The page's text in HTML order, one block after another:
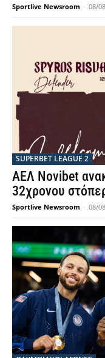
Sportlive Newsroom - 08/
SUPERBET LEAGUE 2
ΑΕΛ Novibet
32χρονου
Sportlive Newsroom - 08/